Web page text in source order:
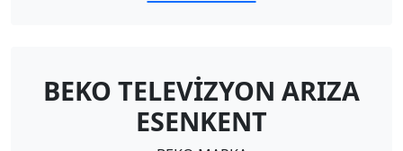
BEKO TELEVİZYON ARIZA
ESENKENT